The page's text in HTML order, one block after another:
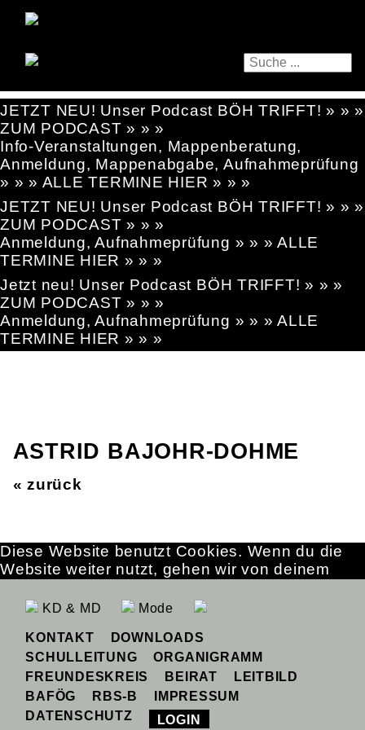
JETZT NEU! Unser Podcast BÖH TRIFFT! » » »
ZUM PODCAST » » »
Info-Veranstaltungen, Mappenberatung,
Anmeldung, Mappenabgabe, Aufnahmeprüfung
» » » ALLE TERMINE HIER » » »
JETZT NEU! Unser Podcast BÖH TRIFFT! » » »
ZUM PODCAST » » »
Anmeldung, Aufnahmeprüfung » » » ALLE
TERMINE HIER » » »
Jetzt neu! Unser Podcast BÖH TRIFFT! » » »
ZUM PODCAST » » »
Anmeldung, Aufnahmeprüfung » » » ALLE
TERMINE HIER » » »
ASTRID BAJOHR-DOHME
« zurück
KD & MD Mode
KONTAKT
DOWNLOADS
SCHULLEITUNG
ORGANIGRAMM
FREUNDESKREIS
BEIRAT
LEITBILD
BAFÖG
RBS-B
IMPRESSUM
DATENSCHUTZ
LOGIN
Diese Website benutzt Cookies. Wenn du die
Website weiter nutzt, gehen wir von deinem